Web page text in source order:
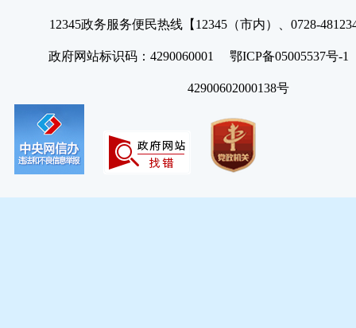
12345政务服务便民热线【12345（市内）、0728-
政府网站标识码：4290060001 鄂ICP备05005537号
42900602000138号